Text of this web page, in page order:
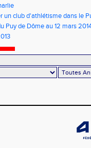
un club d'athlétisme dans le
Puy de Dôme au 12 mars